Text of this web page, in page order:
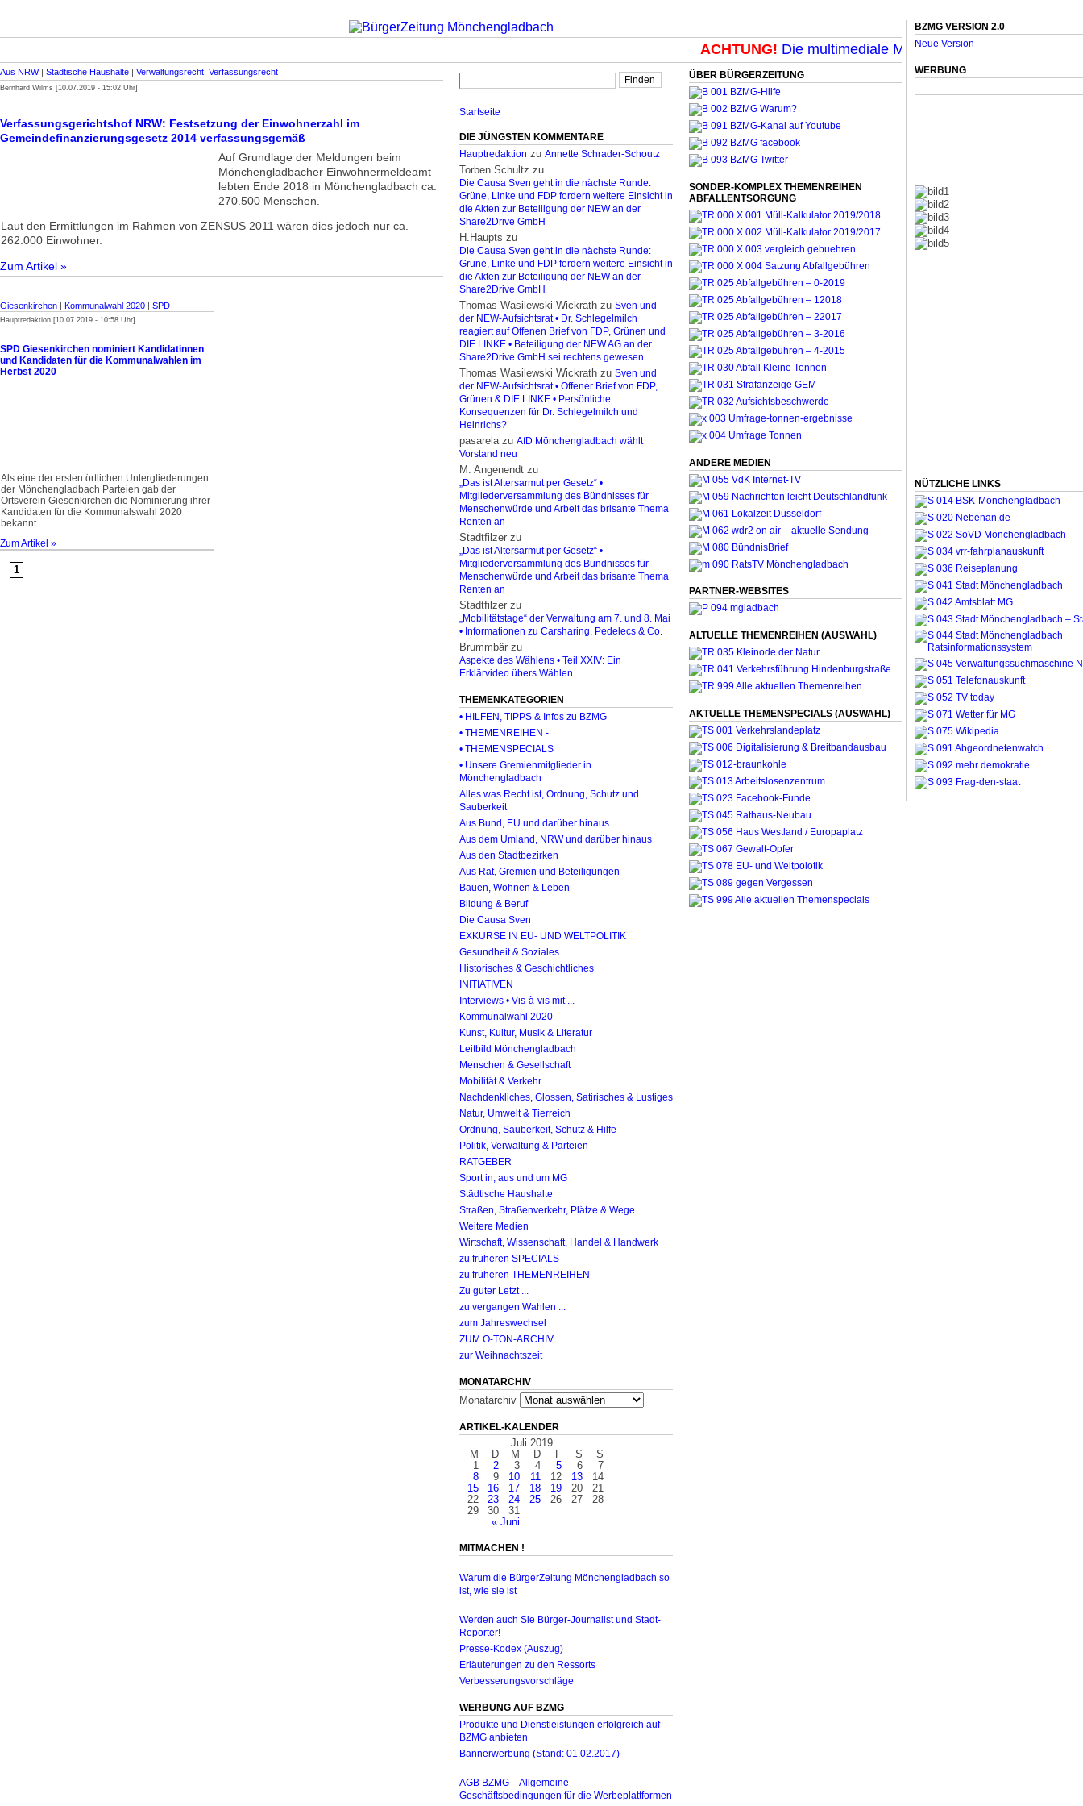
ACHTUNG!Die multimediale Mit-Mach-Zeitung für
Aus NRW| Städtische Haushalte | Verwaltungsrecht, Verfassungsrecht
Bernhard Wilms [10.07.2019 - 15:02 Uhr]
Verfassungsgerichtshof NRW: Festsetzung der Einwohnerzahl im
Gemeindefinanzierungsgesetz 2014 verfassungsgemäß
Auf Grundlage der Meldungen beim
Mönchengladbacher Einwohner­melde­amt
lebten Ende 2018 in Mönchen­gladbach ca.
270.500 Menschen.
Laut den Ermittlungen im Rahmen von ZENSUS 2011 wären dies jedoch nur ca.
262.000 Einwohner.
Zum Artikel »
Giesenkirchen | Kommunalwahl 2020 | SPD
Hauptredaktion [10.07.2019 - 10:58 Uhr]
SPD Giesenkirchen nominiert Kandidatinnen
und Kandidaten für die Kommunalwahlen im
Herbst 2020
Als eine der ersten örtlichen Untergliederungen
der Mönchengladbach Parteien gab der
Ortsverein Giesenkirchen die Nominierung ihrer
Kandidaten für die Kommunalswahl 2020
bekannt.
Zum Artikel »
1
Startseite
DIE JÜNGSTEN KOMMENTARE
Hauptredaktion zu Annette Schrader-Schoutz
Torben Schultz zu
Die Causa Sven geht in die nächste Runde:
Grüne, Linke und FDP fordern weitere Einsicht in
die Akten zur Beteiligung der NEW an der
Share2Drive GmbH
H.Haupts zu
Die Causa Sven geht in die nächste Runde:
Grüne, Linke und FDP fordern weitere Einsicht in
die Akten zur Beteiligung der NEW an der
Share2Drive GmbH
Thomas Wasilewski Wickrath zu Sven und
der NEW-Aufsichtsrat • Dr. Schlegelmilch
reagiert auf Offenen Brief von FDP, Grünen und
DIE LINKE • Beteiligung der NEW AG an der
Share2Drive GmbH sei rechtens gewesen
Thomas Wasilewski Wickrath zu Sven und
der NEW-Aufsichtsrat • Offener Brief von FDP,
Grünen & DIE LINKE • Persönliche
Konsequenzen für Dr. Schlegelmilch und
Heinrichs?
pasarelazu AfD Mönchengladbach wählt
Vorstand neu
M. Angenendt zu
„Das ist Altersarmut per Gesetz“ •
Mitgliederversammlung des Bündnisses für
Menschenwürde und Arbeit das brisante Thema
Renten an
Stadtfilzer zu
„Das ist Altersarmut per Gesetz“ •
Mitgliederversammlung des Bündnisses für
Menschenwürde und Arbeit das brisante Thema
Renten an
Stadtfilzer zu
„Mobilitätstage“ der Verwaltung am 7. und 8. Mai
• Informationen zu Carsharing, Pedelecs & Co.
Brummbär zu
Aspekte des Wählens • Teil XXIV: Ein
Erklärvideo übers Wählen
THEMENKATEGORIEN
• HILFEN, TIPPS & Infos zu BZMG
• THEMENREIHEN -
• THEMENSPECIALS
• Unsere Gremienmitglieder in
Mönchengladbach
Alles was Recht ist, Ordnung, Schutz und
Sauberkeit
Aus Bund, EU und darüber hinaus
Aus dem Umland, NRW und darüber hinaus
Aus den Stadtbezirken
Aus Rat, Gremien und Beteiligungen
Bauen, Wohnen & Leben
Bildung & Beruf
Die Causa Sven
EXKURSE IN EU- UND WELTPOLITIK
Gesundheit & Soziales
Historisches & Geschichtliches
INITIATIVEN
Interviews • Vis-à-vis mit ...
Kommunalwahl 2020
Kunst, Kultur, Musik & Literatur
Leitbild Mönchengladbach
Menschen & Gesellschaft
Mobilität & Verkehr
Nachdenkliches, Glossen, Satirisches & Lustiges
Natur, Umwelt & Tierreich
Ordnung, Sauberkeit, Schutz & Hilfe
Politik, Verwaltung & Parteien
RATGEBER
Sport in, aus und um MG
Städtische Haushalte
Straßen, Straßenverkehr, Plätze & Wege
Weitere Medien
Wirtschaft, Wissenschaft, Handel & Handwerk
zu früheren SPECIALS
zu früheren THEMENREIHEN
Zu guter Letzt ...
zu vergangen Wahlen ...
zum Jahreswechsel
ZUM O-TON-ARCHIV
zur Weihnachtszeit
MONATARCHIV
Monatarchiv
ARTIKEL-KALENDER
Juli 2019
M
D M D F S S
« Juni
1 2 3 4 5 6
7
8
9 10 11 12 13
14
15
16 17 18 19 20
21
22
23 24 25 26 27
28
29
30 31
MITMACHEN !
Warum die BürgerZeitung Mönchengladbach so
ist, wie sie ist
Werden auch Sie Bürger-Journalist und Stadt-
Reporter!
Presse-Kodex (Auszug)
Erläuterungen zu den Ressorts
Verbesserungsvorschläge
WERBUNG AUF BZMG
Produkte und Dienstleistungen erfolgreich auf
BZMG anbieten
Bannerwerbung (Stand: 01.02.2017)
AGB BZMG – Allgemeine
Geschäftsbedingungen für die Werbeplattformen
ÜBER BÜRGERZEITUNG
SONDER-KOMPLEX THEMENREIHEN
ABFALLENTSORGUNG
ANDERE MEDIEN
PARTNER-WEBSITES
ALTUELLE THEMENREIHEN (AUSWAHL)
AKTUELLE THEMENSPECIALS (AUSWAHL)
BZMG VERSION 2.0
Neue Version
WERBUNG
NÜTZLICHE LINKS